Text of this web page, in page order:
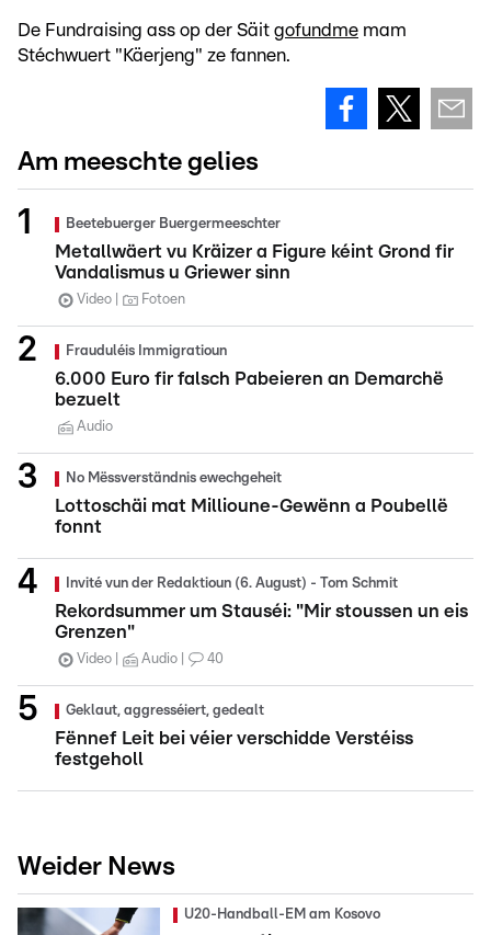
De Fundraising ass op der Säit gofundme mam
Stéchwuert "Käerjeng" ze fannen.
Am meeschte gelies
Beetebuerger Buergermeeschter
Metallwäert vu Kräizer a Figure kéint Grond fir
Vandalismus u Griewer sinn
Video Fotoen
Frauduléis Immigratioun
6.000 Euro fir falsch Pabeieren an Demarchë
bezuelt
Audio
No Mëssverständnis ewechgeheit
Lottoschäi mat Millioune-Gewënn a Poubellë
fonnt
Invité vun der Redaktioun (6. August) - Tom Schmit
Rekordsummer um Stauséi: "Mir stoussen un eis
Grenzen"
Video Audio 40
Geklaut, aggresséiert, gedealt
Fënnef Leit bei véier verschidde Verstéiss
festgeholl
Weider News
U20-Handball-EM am Kosovo